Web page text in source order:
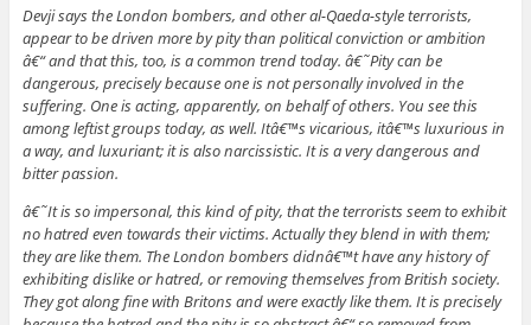
Devji says the London bombers, and other al-Qaeda-style terrorists,
appear to be driven more by pity than political conviction or ambition
â€“ and that this, too, is a common trend today. â€˜Pity can be
dangerous, precisely because one is not personally involved in the
suffering. One is acting, apparently, on behalf of others. You see this
among leftist groups today, as well. Itâ€™s vicarious, itâ€™s luxurious in
a way, and luxuriant; it is also narcissistic. It is a very dangerous and
bitter passion.
â€˜It is so impersonal, this kind of pity, that the terrorists seem to exhibit
no hatred even towards their victims. Actually they blend in with them;
they are like them. The London bombers didnâ€™t have any history of
exhibiting dislike or hatred, or removing themselves from British society.
They got along fine with Britons and were exactly like them. It is precisely